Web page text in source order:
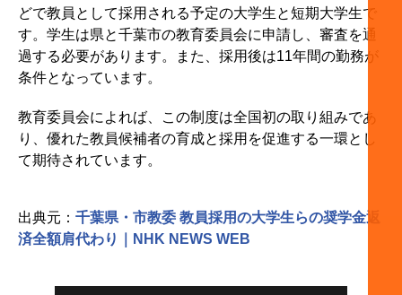
どで教員として採用される予定の大学生と短期大学生で
す。学生は県と千葉市の教育委員会に申請し、審査を通
過する必要があります。また、採用後は11年間の勤務が
条件となっています。
教育委員会によれば、この制度は全国初の取り組みであ
り、優れた教員候補者の育成と採用を促進する一環とし
て期待されています。
出典元： 千葉県・市教委 教員採用の大学生らの奨学金返
済全額肩代わり｜NHK NEWS WEB